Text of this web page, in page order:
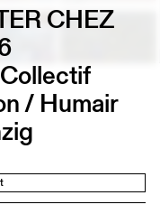
CHEZ
/ Humair